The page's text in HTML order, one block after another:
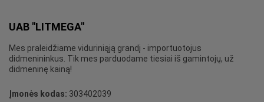
UAB "LITMEGA"
Mes praleidžiame viduriniąją grandį - importuotojus
didmenininkus. Tik mes parduodame tiesiai iš gamintojų, už
didmeninę kainą!
Įmonės kodas: 303402039